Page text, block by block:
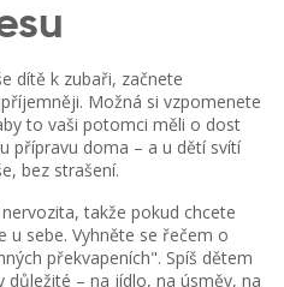
dítě k zubaři, začnete
Možná si vzpomenete
to vaši potomci měli o dost
přípravu doma – a u dětí svítí
bez strašení.
takže pokud chcete
u sebe. Vyhněte se řečem o
překvapeních". Spíš dětem
– na jídlo, na úsměv, na